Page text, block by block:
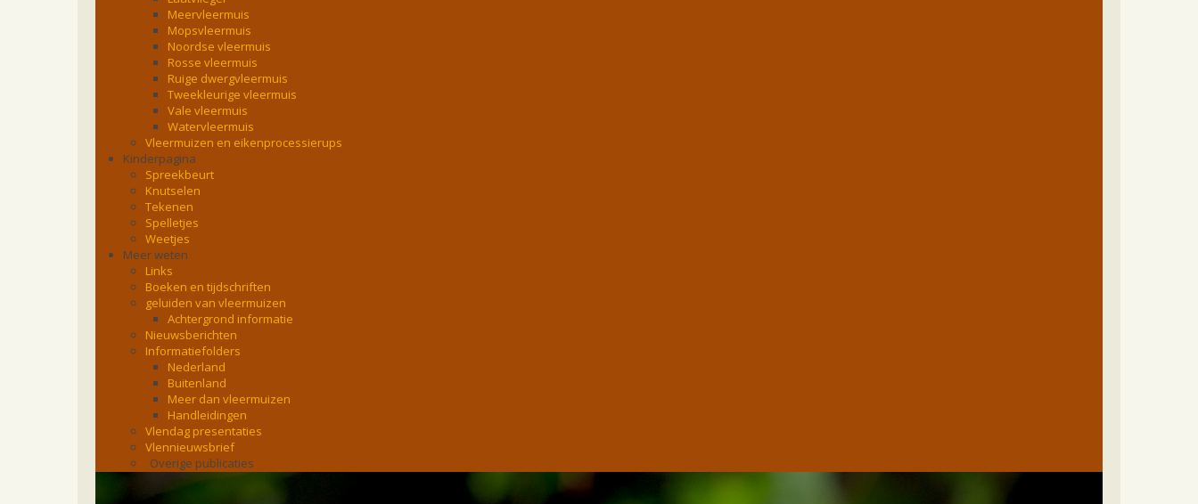
Meervleermuis
Mopsvleermuis
Noordse vleermuis
Rosse vleermuis
Ruige dwergvleermuis
Tweekleurige vleermuis
Vale vleermuis
Watervleermuis
Vleermuizen en eikenprocessierups
Kinderpagina
Spreekbeurt
Knutselen
Tekenen
Spelletjes
Weetjes
Meer weten
Links
Boeken en tijdschriften
geluiden van vleermuizen
Achtergrond informatie
Nieuwsberichten
Informatiefolders
Nederland
Buitenland
Meer dan vleermuizen
Handleidingen
Vlendag presentaties
Vlennieuwsbrief
Overige publicaties
zoonose info (rabies, corona, etc)
rapporten